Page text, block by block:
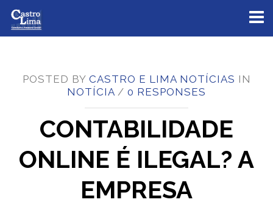
POSTED BY CASTRO E LIMA NOTÍCIAS IN
NOTÍCIA / 0 RESPONSES
CONTABILIDADE
ONLINE É ILEGAL? A
EMPRESA